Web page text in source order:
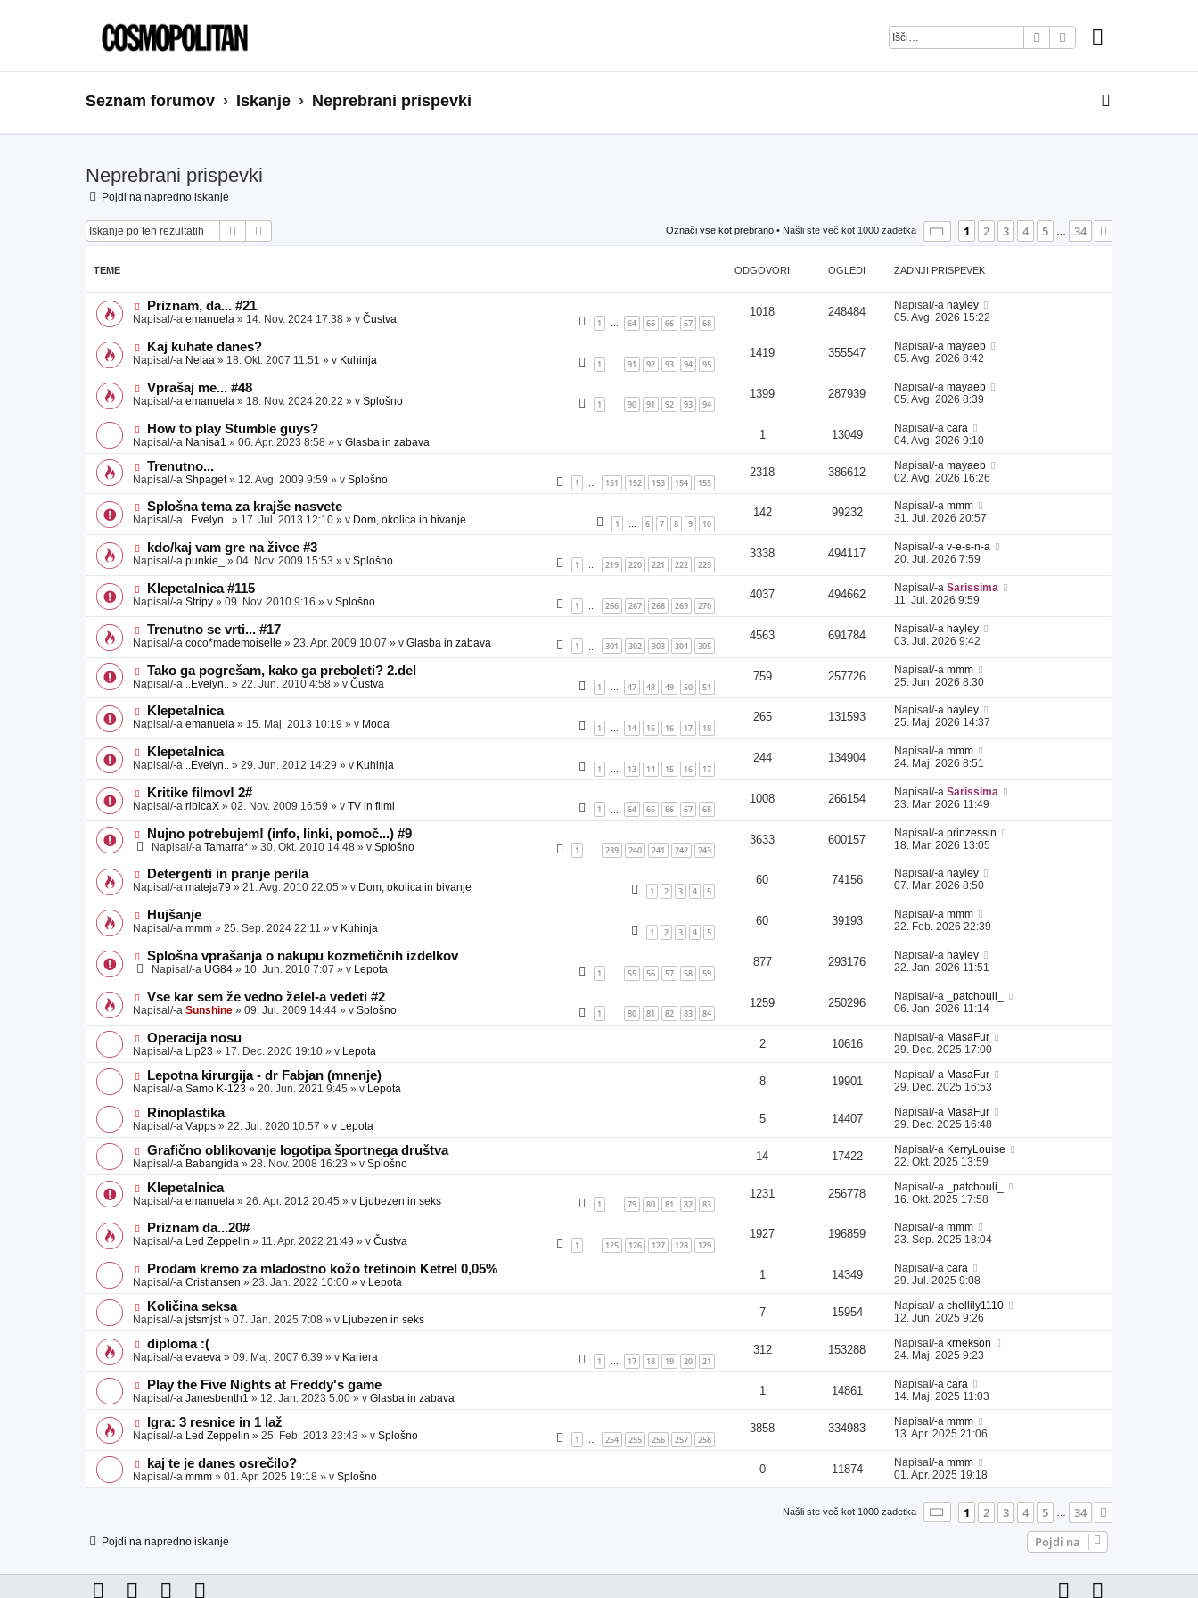
IskanjeNapredno iskanje
Seznam forumov Iskanje Neprebrani prispevki
Neprebrani prispevki
Pojdi na napredno iskanje
Iskanje Označi vse kot prebrano • Našli ste več kot 1000 zadetka Stran 1od34
1 2 3 4 5 34
TEME ODGOVORI OGLEDI ZADNJI PRISPEVEK
N
o
e
o
b
j
a
v
e
Priznam, da... #21
Napisal/-a emanuela » 14. Nov. 2024 17:38 » v Čustva 1 64 65 66 67 68
1018 248484 Napisal/-a hayley
05. Avg. 2026 15:22
N
o
e
b
j
a
v
e
Kaj kuhate danes?
Napisal/-a Nelaa » 18. Okt. 2007 11:51 » v Kuhinja 1 91 92 93 94 95
1419 355547 Napisal/-a mayaeb
05. Avg. 2026 8:42
N
o
v
e
o
b
v
e
Vprašaj me... #48
Napisal/-a emanuela » 18. Nov. 2024 20:22 » v Splošno 1 90 91 92 93 94
1399 287939 Napisal/-a mayaeb
05. Avg. 2026 8:39
N
o
v
e
o
b
a
v
e
How to play Stumble guys?
Napisal/-a Nanisa1 » 06. Apr. 2023 8:58 » v Glasba in zabava
1 13049 Napisal/-a cara
04. Avg. 2026 9:10
N
o
v
e
o
b
j
a
v
e
Trenutno...
Napisal/-a Shpaget» 12. Avg. 2009 9:59 » v Splošno 1 … 151 152 153 154 155
2318 386612 Napisal/-a mayaeb
02. Avg. 2026 16:26
N
o
e
o
b
j
a
v
e
Splošna tema za krajše nasvete
Napisal/-a ..Evelyn.. » 17. Jul. 2013 12:10 » v Dom, okolica in bivanje 1 … 6 7 8 9 10
142 99232 Napisal/-a mmm
31. Jul. 2026 20:57
N
o
e
o
b
j
v
e
kdo/kaj vam gre na živce #3
Napisal/-a punkie_ » 04. Nov. 2009 15:53 » v Splošno 1 219 220 221 222 223
3338 494117 Napisal/-a v-e-s-n-a
20. Jul. 2026 7:59
N
o
e
b
j
v
e
Klepetalnica #115
Napisal/-a Stripy » 09. Nov. 2010 9:16 » v Splošno 1 266 267 268 269 270
4037 494662 Napisal/-a Sarissima
11. Jul. 2026 9:59
N
o
v
e
b
j
a
v
e
Trenutno se vrti... #17
Napisal/-a coco*mademoiselle » 23. Apr. 2009 10:07 » v Glasba in zabava 1 301 302 303 304 305
4563 691784 Napisal/-a hayley
03. Jul. 2026 9:42
N
o
v
e
o
b
j
a
v
e
Tako ga pogrešam, kako ga preboleti? 2.del
Napisal/-a ..Evelyn.. » 22. Jun. 2010 4:58 » v Čustva 1 … 47 48 49 50 51
759 257726 Napisal/-a mmm
25. Jun. 2026 8:30
N
o
e
o
b
j
a
v
e
Klepetalnica
Napisal/-a emanuela » 15. Maj. 2013 10:19 » v Moda 1 … 14 15 16 17 18
265 131593 Napisal/-a hayley
25. Maj. 2026 14:37
N
o
e
o
b
j
a
e
Klepetalnica
Napisal/-a ..Evelyn.. » 29. Jun. 2012 14:29 » v Kuhinja 1 13 14 15 16 17
244 134904 Napisal/-a mmm
24. Maj. 2026 8:51
N
o
v
e
o
j
a
v
e
Kritike filmov! 2#
Napisal/-a ribicaX » 02. Nov. 2009 16:59 » v TV in filmi 1 64 65 66 67 68
1008 266154 Napisal/-a Sarissima
23. Mar. 2026 11:49
N
e
o
b
j
a
v
e
Nujno potrebujem! (info, linki, pomoč...) #9
Napisal/-a Tamarra* » 30. Okt. 2010 14:48 » v Splošno 1 … 239 240 241 242 243
3633 600157 Napisal/-a prinzessin
18. Mar. 2026 13:05
N
o
e
o
b
j
a
e
Detergenti in pranje perila
Napisal/-a mateja79 » 21. Avg. 2010 22:05 » v Dom, okolica in bivanje 1 2 3 4 5
60 74156 Napisal/-a hayley
07. Mar. 2026 8:50
N
o
e
o
j
a
v
e
Hujšanje
Napisal/-a mmm » 25. Sep. 2024 22:11 » v Kuhinja 1 2 3 4 5
60 39193 Napisal/-a mmm
22. Feb. 2026 22:39
N
e
b
j
a
v
e
Splošna vprašanja o nakupu kozmetičnih izdelkov
Napisal/-a UG84 » 10. Jun. 2010 7:07 » v Lepota 1 55 56 57 58 59
877 293176 Napisal/-a hayley
22. Jan. 2026 11:51
N
o
v
e
o
b
a
v
e
Vse kar sem že vedno želel-a vedeti #2
Napisal/-a Sunshine » 09. Jul. 2009 14:44 » v Splošno 1 80 81 82 83 84
1259 250296 Napisal/-a
_patchouli_
06. Jan. 2026 11:14
N
o
v
e
o
b
a
v
e
Operacija nosu
Napisal/-a Lip23 » 17. Dec. 2020 19:10 » v Lepota
2 10616 Napisal/-a MasaFur
29. Dec. 2025 17:00
N
o
v
e
o
b
a
v
e
Lepotna kirurgija - dr Fabjan (mnenje)
Napisal/-a Samo K-123 » 20. Jun. 2021 9:45 » v Lepota
8 19901 Napisal/-a MasaFur
29. Dec. 2025 16:53
N
o
v
e
o
b
a
v
e
Rinoplastika
Napisal/-a Vapps » 22. Jul. 2020 10:57 » v Lepota
5 14407 Napisal/-a MasaFur
29. Dec. 2025 16:48
N
o
v
e
o
b
a
v
e
Grafično oblikovanje logotipa športnega društva
Napisal/-a Babangida » 28. Nov. 2008 16:23 » v Splošno
14 17422 Napisal/-a KerryLouise
22. Okt. 2025 13:59
N
o
v
e
o
b
j
a
v
e
Klepetalnica
Napisal/-a emanuela » 26. Apr. 2012 20:45 » v Ljubezen in seks 1 … 79 80 81 82 83
1231 256778 Napisal/-a
_patchouli_
16. Okt. 2025 17:58
N
o
e
o
b
a
v
e
Priznam da...20#
Napisal/-a Led Zeppelin » 11. Apr. 2022 21:49 » v Čustva 1 … 125 126 127 128 129
1927 196859 Napisal/-a mmm
23. Sep. 2025 18:04
N
o
v
e
o
b
a
e
Prodam kremo za mladostno kožo tretinoin Ketrel 0,05%
Napisal/-a Cristiansen » 23. Jan. 2022 10:00 » v Lepota
1 14349 Napisal/-a cara
29. Jul. 2025 9:08
N
o
v
e
o
a
v
e
Količina seksa
Napisal/-a jstsmjst» 07. Jan. 2025 7:08 » v Ljubezen in seks
7 15954 Napisal/-a chellily1110
12. Jun. 2025 9:26
N
o
e
o
b
a
v
e
diploma :(
Napisal/-a evaeva » 09. Maj. 2007 6:39 » v Kariera 1 … 17 18 19 20 21
312 153288 Napisal/-a krnekson
24. Maj. 2025 9:23
N
o
v
e
o
a
v
Play the Five Nights at Freddy's game
Napisal/-a Janesbenth1 » 12. Jan. 2023 5:00 » v Glasba in zabava
1 14861 Napisal/-a cara
14. Maj. 2025 11:03
N
o
e
o
b
Igra: 3 resnice in 1 laž
Napisal/-a Led Zeppelin » 25. Feb. 2013 23:43 » v Splošno 1 254 255 256 257 258
3858 334983 Napisal/-a mmm
13. Apr. 2025 21:06
N
o
v
j
a
e
kaj te je danes osrečilo?
Napisal/-a mmm » 01. Apr. 2025 19:18 » v Splošno
0 11874 Napisal/-a mmm
01. Apr. 2025 19:18
Našli ste več kot 1000 zadetka Stran 1od34
1 2 3 4 5 34
Pojdi na napredno iskanje Pojdi na